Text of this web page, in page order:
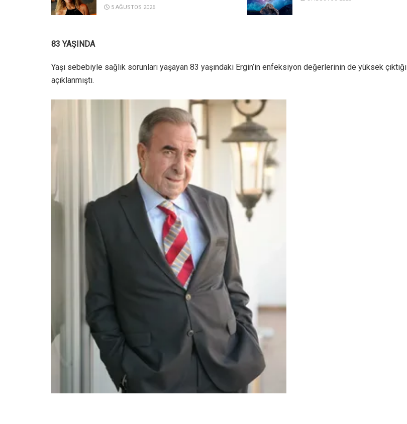
5 AĞUSTOS 2026
83 YAŞINDA
Yaşı sebebiyle sağlık sorunları yaşayan 83 yaşındaki Ergin’in enfeksiyon değerlerinin de yüksek çıktığı
açıklanmıştı.